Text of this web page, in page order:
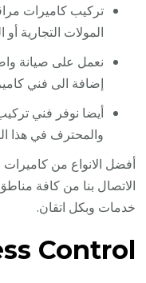
تركيب كاميرات
المولات التجارية
نعمل على صيانة
إضافة الى فني
أيضا نوفر فني
والمحترف في هذا
أفضل الانواع من كاميرات
الاتصال بنا من كافة
خدمات وبكل اتقان.
Control